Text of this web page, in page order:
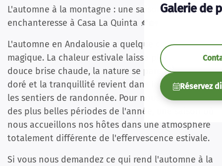
Galerie de
Réservez
L'automne à la montagne : une saison
enchanteresse à Casa La Quinta 🍂🏡
L'automne en Andalousie a quelque chose de
magique. La chaleur estivale laisse place à une
douce brise chaude, la nature se pare d'un éclat
doré et la tranquillité revient dans les villages et
les sentiers de randonnée. Pour nous, c'est l'une
des plus belles périodes de l'année, une saison où
nous accueillons nos hôtes dans une atmosphère
totalement différente de l'effervescence estivale.
Si vous nous demandez ce qui rend l'automne à la